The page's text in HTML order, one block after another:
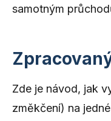
samotným
Zde je návod, jak
změkčení) na